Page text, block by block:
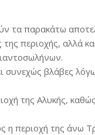
τα παρακάτω
περιοχής, αλλά
βλάβες
της Αλυκής,
η περιοχή της άνω